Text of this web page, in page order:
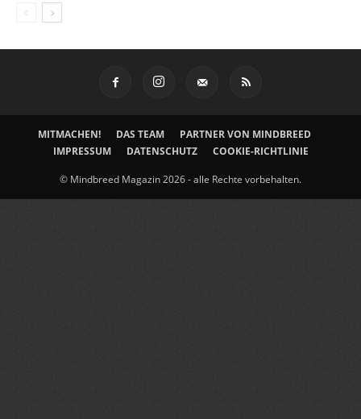
MITMACHEN! DAS TEAM
PARTNER VON MINDBREED
IMPRESSUM
DATENSCHUTZ COOKIE-RICHTLINIE
© Mindbreed Magazin 2026 - alle Rechte vorbehalten.